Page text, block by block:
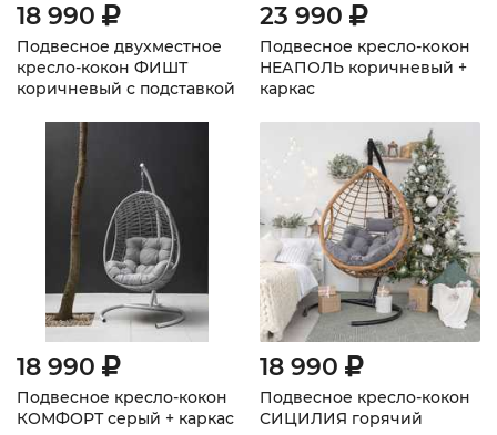
18 990
Подвесное двухместное
кресло-кокон ФИШТ
коричневый с подставкой
23 990
Подвесное кресло-кокон
НЕАПОЛЬ коричневый +
каркас
18 990
Подвесное кресло-кокон
КОМФОРТ серый + каркас
18 990
Подвесное кресло-кокон
СИЦИЛИЯ горячий